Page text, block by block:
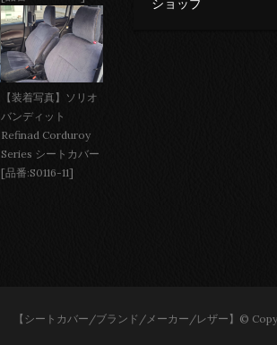
【装着写真】ソリオ
バンディット
Refinad Corduroy
Series シートカバー
[品番:S0116-11]
ショップ
【シートカバー/ブランド/メーカー/レザー】©